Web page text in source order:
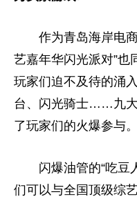
作为青岛海岸电
艺嘉年华闪光派对”也
玩家们迫不及待的涌
台、闪光骑士……九
了玩家们的火爆参与。
闪爆油管的“吃豆
们可以与全国顶级综